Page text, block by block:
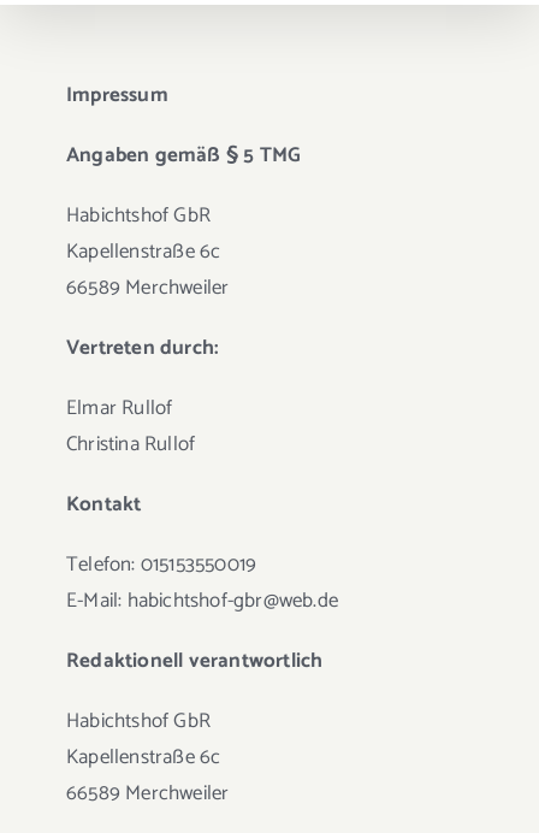
Impressum
Angaben gemäß § 5 TMG
Habichtshof GbR
Kapellenstraße 6c
66589 Merchweiler
Vertreten durch:
Elmar Rullof
Christina Rullof
Kontakt
Telefon: 015153550019
E-Mail: habichtshof-gbr@web.de
Redaktionell verantwortlich
Habichtshof GbR
Kapellenstraße 6c
66589 Merchweiler